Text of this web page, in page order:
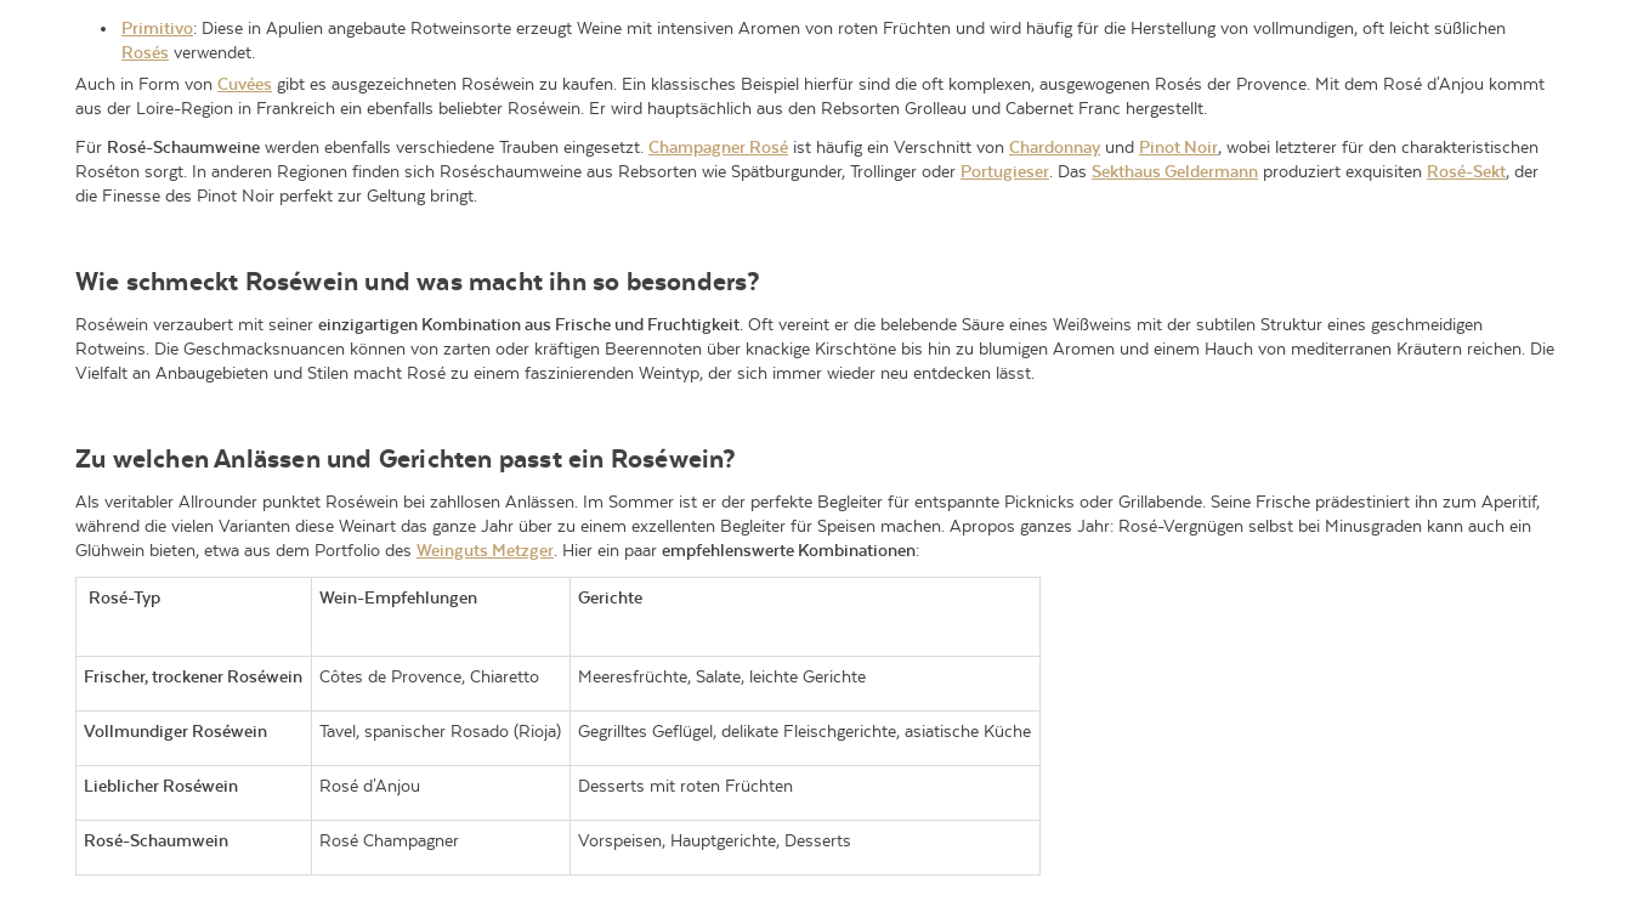
Primitivo: Diese in Apulien angebaute Rotweinsorte erzeugt Weine mit intensiven Aromen von roten Früchten und wird häufig für die Herstellung von vollmundigen, oft leicht süßlichen
Rosés verwendet.
Auch in Form von Cuvées gibt es ausgezeichneten Roséwein zu kaufen. Ein klassisches Beispiel hierfür sind die oft komplexen, ausgewogenen Rosés der Provence. Mit dem Rosé d'Anjou kommt
aus der Loire-Region in Frankreich ein ebenfalls beliebter Roséwein. Er wird hauptsächlich aus den Rebsorten Grolleau und Cabernet Franc hergestellt.
Für Rosé-Schaumweine werden ebenfalls verschiedene Trauben eingesetzt. Champagner Rosé ist häufig ein Verschnitt von Chardonnay und Pinot Noir, wobei letzterer für den charakteristischen
Roséton sorgt. In anderen Regionen finden sich Roséschaumweine aus Rebsorten wie Spätburgunder, Trollinger oder Portugieser . Das Sekthaus Geldermann produziert exquisiten Rosé-Sekt, der
die Finesse des Pinot Noir perfekt zur Geltung bringt.
Wie schmeckt Roséwein und was macht ihn so besonders?
Roséwein verzaubert mit seiner einzigartigen Kombination aus Frische und Fruchtigkeit . Oft vereint er die belebende Säure eines Weißweins mit der subtilen Struktur eines geschmeidigen
Rotweins. Die Geschmacksnuancen können von zarten oder kräftigen Beerennoten über knackige Kirschtöne bis hin zu blumigen Aromen und einem Hauch von mediterranen Kräutern reichen. Die
Vielfalt an Anbaugebieten und Stilen macht Rosé zu einem faszinierenden Weintyp, der sich immer wieder neu entdecken lässt.
Zu welchen Anlässen und Gerichten passt ein Roséwein?
Als veritabler Allrounder punktet Roséwein bei zahllosen Anlässen. Im Sommer ist er der perfekte Begleiter für entspannte Picknicks oder Grillabende. Seine Frische prädestiniert ihn zum Aperitif,
während die vielen Varianten diese Weinart das ganze Jahr über zu einem exzellenten Begleiter für Speisen machen. Apropos ganzes Jahr: Rosé-Vergnügen selbst bei Minusgraden kann auch ein
Glühwein bieten, etwa aus dem Portfolio des Weinguts Metzger . Hier ein paar empfehlenswerte Kombinationen:
Rosé-Typ Wein-Empfehlungen Gerichte
Frischer, trockener Roséwein Côtes de Provence, Chiaretto Meeresfrüchte, Salate, leichte Gerichte
Vollmundiger Roséwein Tavel, spanischer Rosado (Rioja) Gegrilltes Geflügel, delikate Fleischgerichte, asiatische Küche
Lieblicher Roséwein Rosé d'Anjou Desserts mit roten Früchten
Rosé-Schaumwein Rosé Champagner Vorspeisen, Hauptgerichte, Desserts